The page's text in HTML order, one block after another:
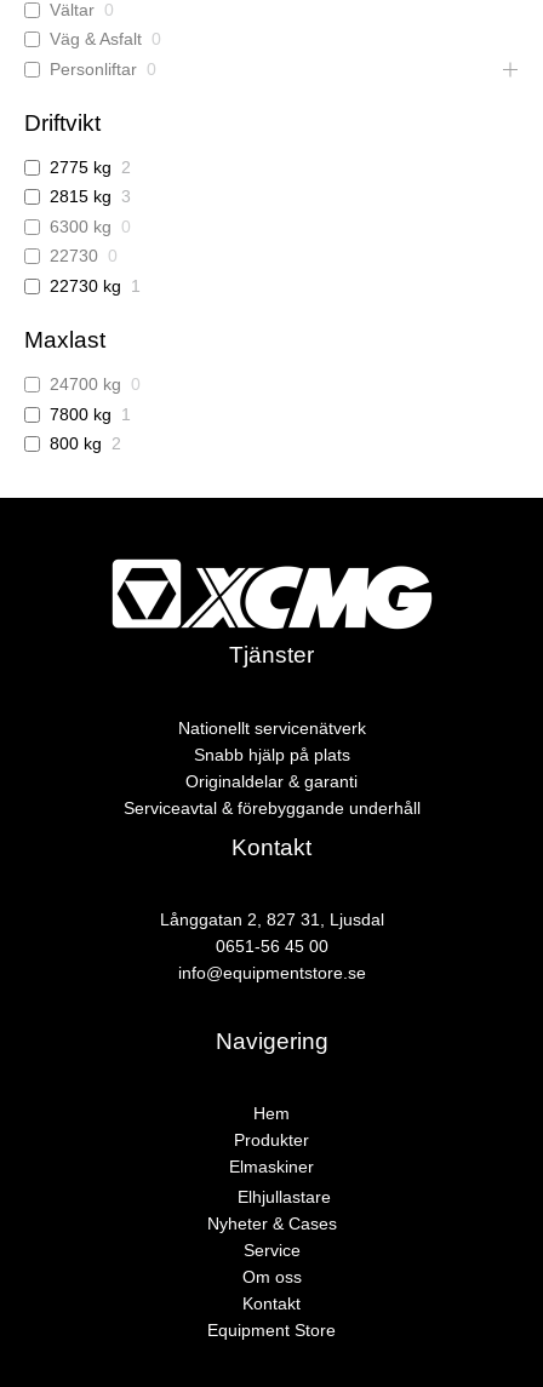
Vältar 0
Väg & Asfalt 0
Personliftar 0
Driftvikt
2775 kg
2
2815 kg
3
6300 kg
0
22730 0
22730 kg
1
Maxlast
24700 kg
0
7800 kg
1
800 kg
2
Tjänster
Nationellt servicenätverk
Snabb hjälp på plats
Originaldelar & garanti
Serviceavtal & förebyggande underhåll
Kontakt
Långgatan 2, 827 31, Ljusdal
0651-56 45 00
info@equipmentstore.se
Navigering
Hem
Produkter
Elmaskiner
Elhjullastare
Nyheter & Cases
Service
Om oss
Kontakt
Equipment Store